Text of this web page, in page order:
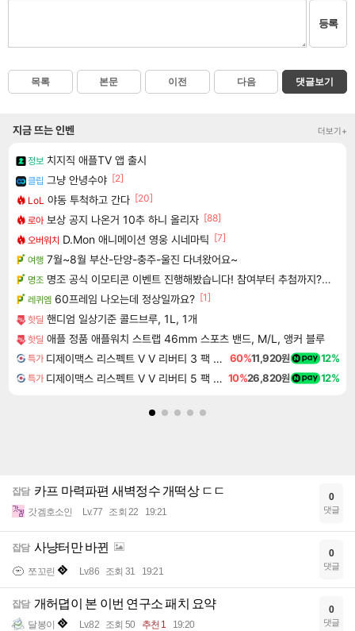
등록
목록 본문 이전 다음 댓글보기
지금 뜨는 인벤 더보기+
정보 치지직 애플TV 앱 출시
클립 그냥 안녕수야 [2]
LoL 야동 투척하고 간다 [20]
로아 보상 공지 나온거 10추 하니 올리자 [88]
오버워치 D.Mon 애니메이션 영웅 시네마틱 [7]
여행 7월~8월 부산-단양-충주-울진 다녀왔어요~
명조 명조 공식 이모티콘 이벤트 진행해봤습니다! 참여부터 추첨까지????
레퀴엠 60프레임 나오는데 정상일까요? [1]
핫딜 핸디엄 일상기준 콜드브루, 1L, 1개
핫딜 애플 정품 애플워치 스트랩 46mm 스포츠 밴드, M/L, 앵커 블루
특가 디제이맥스 리스펙트 V V 리버티 3 팩 DJMAX RESPECT V V Liberty 3 Pack DLC 60%11,920원 12%
특가 디제이맥스 리스펙트 V V 리버티 5 팩 DJMAX RESPECT V V Liberty 5 Pack DLC 10%26,820원 12%
잡담 카프 마력파편 새벽정수 개떡상 ㄷㄷ
갓겜호소인 Lv.77 조회 22 19:21
0
댓글
잡담 사냥터만 바뀐
쪼꼬린 Lv.86 조회 31 19:21
0
댓글
잡담 개허뎝이 본 이번 연구소 패치 요약
달봉이 Lv.82 조회 50 추천 1 19:20
0
댓글